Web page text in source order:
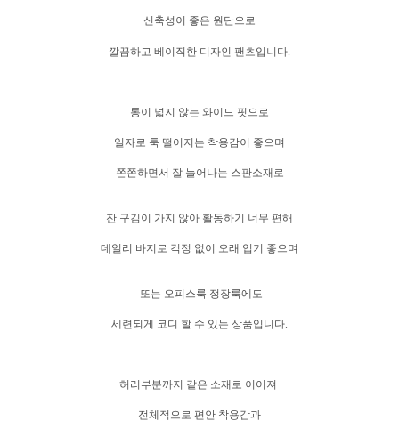
신축성이 좋은 원단으로
깔끔하고 베이직한 디자인 팬츠입니다.
통이 넓지 않는 와이드 핏으로
일자로 툭 떨어지는 착용감이 좋으며
쫀쫀하면서 잘 늘어나는 스판소재로
잔 구김이 가지 않아 활동하기 너무 편해
데일리 바지로 걱정 없이 오래 입기 좋으며
또는 오피스룩 정장룩에도
세련되게 코디 할 수 있는 상품입니다.
허리부분까지 같은 소재로 이어져
전체적으로 편안 착용감과